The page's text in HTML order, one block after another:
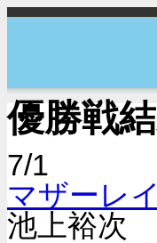
優勝戦
7/1
マザーレ
池上裕次